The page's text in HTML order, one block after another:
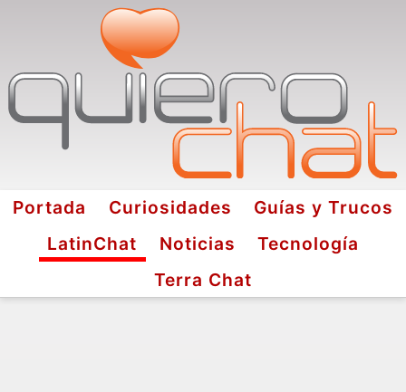
Portada Curiosidades
Guías y Trucos
LatinChat
Noticias
Tecnología
Terra Chat